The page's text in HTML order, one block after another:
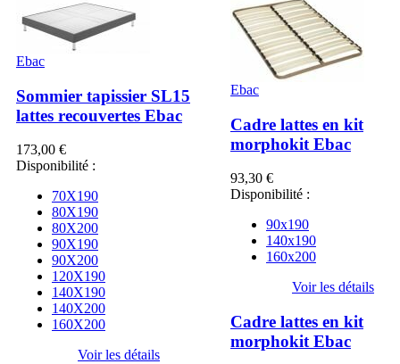
Ebac
Sommier tapissier SL15
lattes recouvertes Ebac
173,00 €
Disponibilité :
70X190
80X190
80X200
90X190
90X200
120X190
140X190
140X200
160X200
Voir les détails
Ebac
Cadre lattes en kit
morphokit Ebac
93,30 €
Disponibilité :
90x190
140x190
160x200
Voir les détails
Cadre lattes en kit
morphokit Ebac